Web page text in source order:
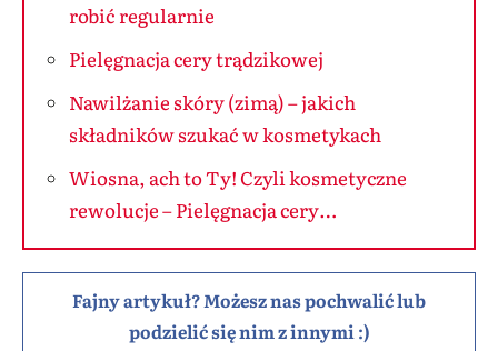
robić regularnie
Pielęgnacja cery trądzikowej
Nawilżanie skóry (zimą) – jakich
składników szukać w kosmetykach
Wiosna, ach to Ty! Czyli kosmetyczne
rewolucje – Pielęgnacja cery…
Fajny artykuł? Możesz nas pochwalić lub
podzielić się nim z innymi :)